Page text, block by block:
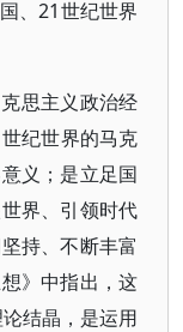
、21世纪世界
思主义政治经
纪世界的马克
义；是立足国
界、引领时代
持、不断丰富
》中指出，这
结晶，是运用